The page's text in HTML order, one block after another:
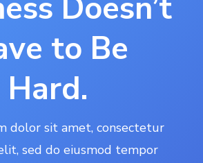
Doesn’t
to Be
Hard.
dolor sit amet, consectetur
sed do eiusmod tempor